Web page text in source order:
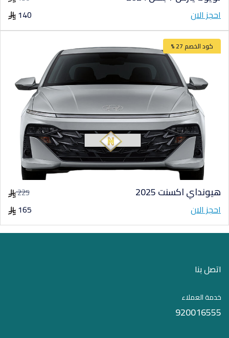
140 احجز الان
كود الخصم 27 %
هيونداي اكسنت 2025 225
165 احجز الان
اتصل بنا
خدمة العملاء
920016555